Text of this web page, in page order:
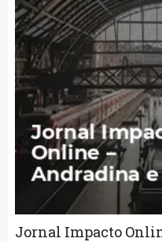
Jornal Impacto